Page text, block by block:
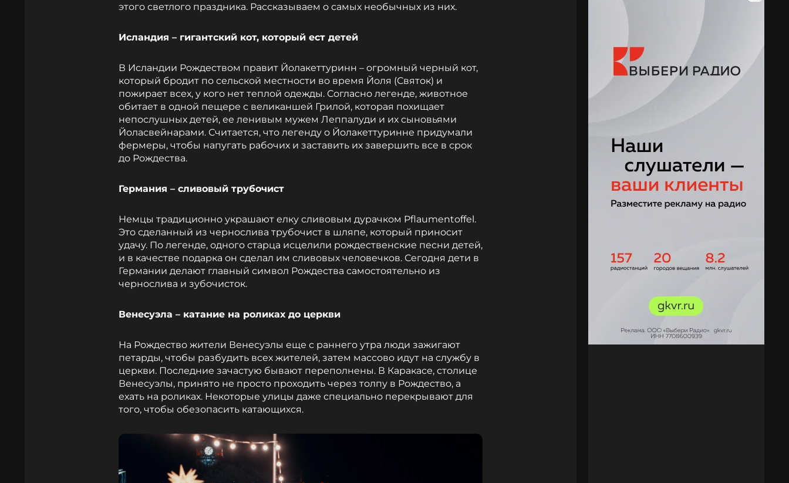
этого светлого праздника. Рассказываем о самых необычных из них.
Исландия – гигантский кот, который ест детей
В Исландии Рождеством правит Йолакеттуринн – огромный черный кот,
который бродит по сельской местности во время Йоля (Святок) и
пожирает всех, у кого нет теплой одежды. Согласно легенде, животное
обитает в одной пещере с великаншей Грилой, которая похищает
непослушных детей, ее ленивым мужем Леппалуди и их сыновьями
Йоласвейнарами. Считается, что легенду о Йолакеттуринне придумали
фермеры, чтобы напугать рабочих и заставить их завершить все в срок
до Рождества.
Германия – сливовый трубочист
Немцы традиционно украшают елку сливовым дурачком Pflaumentoffel.
Это сделанный из чернослива трубочист в шляпе, который приносит
удачу. По легенде, одного старца исцелили рождественские песни детей,
и в качестве подарка он сделал им сливовых человечков. Сегодня дети в
Германии делают главный символ Рождества самостоятельно из
чернослива и зубочисток.
Венесуэла – катание на роликах до церкви
На Рождество жители Венесуэлы еще с раннего утра люди зажигают
петарды, чтобы разбудить всех жителей, затем массово идут на службу в
церкви. Последние зачастую бывают переполнены. В Каракасе, столице
Венесуэлы, принято не просто проходить через толпу в Рождество, а
ехать на роликах. Некоторые улицы даже специально перекрывают для
того, чтобы обезопасить катающихся.